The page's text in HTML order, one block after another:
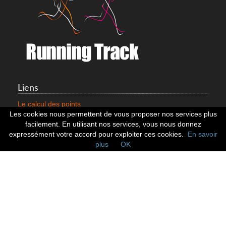
Liens
Le calcul des points
Mentions légales
Nous contacter
Cookies
Statistiques
Les cookies nous permettent de vous proposer nos services plus
facilement. En utilisant nos services, vous nous donnez
expressément votre accord pour exploiter ces cookies.
En savoir
plus
OK